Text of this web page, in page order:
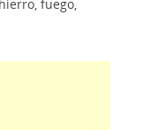
fuego,